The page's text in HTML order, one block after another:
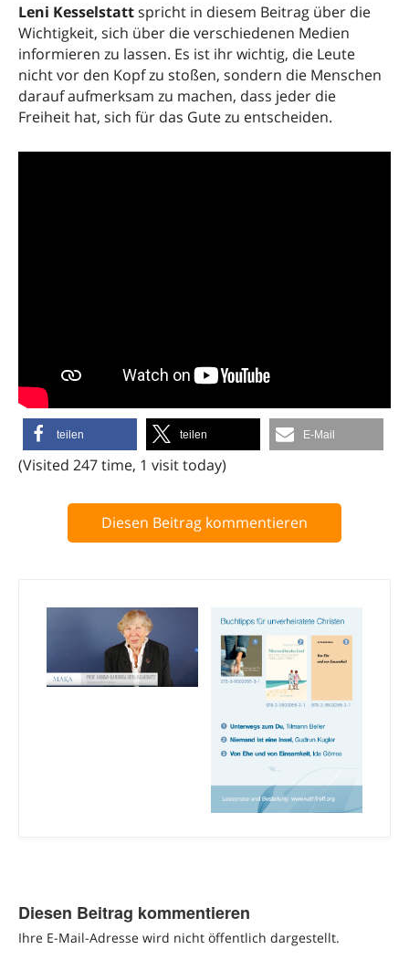
Leni Kesselstattspricht in diesem Beitrag über die
Wichtigkeit, sich über die verschiedenen Medien
informieren zu lassen. Es ist ihr wichtig, die Leute
nicht vor den Kopf zu stoßen, sondern die Menschen
darauf aufmerksam zu machen, dass jeder die
Freiheit hat, sich für das Gute zu entscheiden.
teilen teilen E-Mail
(Visited 247 time, 1 visit today)
Diesen Beitrag kommentieren
Diesen Beitrag kommentieren
Ihre E-Mail-Adresse wird nicht öffentlich dargestellt.